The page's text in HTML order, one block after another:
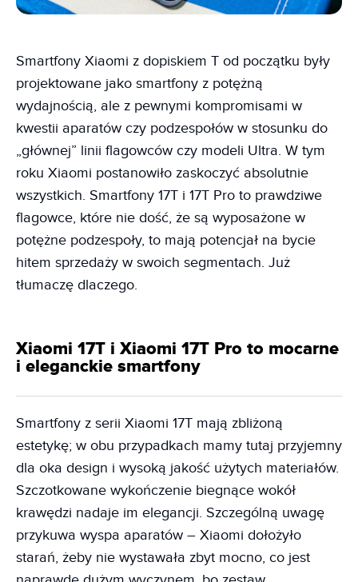
Smartfony Xiaomi z dopiskiem T od początku były
projektowane jako smartfony z potężną
wydajnością, ale z pewnymi kompromisami w
kwestii aparatów czy podzespołów w stosunku do
„głównej” linii flagowców czy modeli Ultra. W tym
roku Xiaomi postanowiło zaskoczyć absolutnie
wszystkich. Smartfony 17T i 17T Pro to prawdziwe
flagowce, które nie dość, że są wyposażone w
potężne podzespoły, to mają potencjał na bycie
hitem sprzedaży w swoich segmentach. Już
tłumaczę dlaczego.
Xiaomi 17T i Xiaomi 17T Pro to mocarne
i eleganckie smartfony
Smartfony z serii Xiaomi 17T mają zbliżoną
estetykę; w obu przypadkach mamy tutaj przyjemny
dla oka design i wysoką jakość użytych materiałów.
Szczotkowane wykończenie biegnące wokół
krawędzi nadaje im elegancji. Szczególną uwagę
przykuwa wyspa aparatów – Xiaomi dołożyło
starań, żeby nie wystawała zbyt mocno, co jest